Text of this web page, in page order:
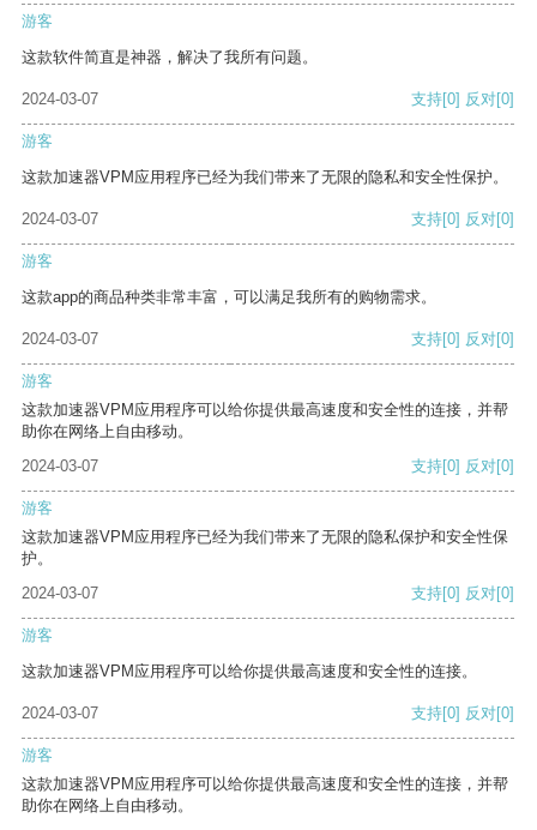
游客
这款软件简直是神器，解决了我所有问题。
2024-03-07 支持[0] 反对[0]
游客
这款加速器VPM应用程序已经为我们带来了无限的隐私和安全性保护。
2024-03-07 支持[0] 反对[0]
游客
这款app的商品种类非常丰富，可以满足我所有的购物需求。
2024-03-07 支持[0] 反对[0]
游客
这款加速器VPM应用程序可以给你提供最高速度和安全性的连接，并帮
助你在网络上自由移动。
2024-03-07
支持[0] 反对[0]
游客
这款加速器VPM应用程序已经为我们带来了无限的隐私保护和安全性保
护。
2024-03-07
支持[0] 反对[0]
游客
这款加速器VPM应用程序可以给你提供最高速度和安全性的连接。
2024-03-07 支持[0] 反对[0]
游客
这款加速器VPM应用程序可以给你提供最高速度和安全性的连接，并帮
助你在网络上自由移动。